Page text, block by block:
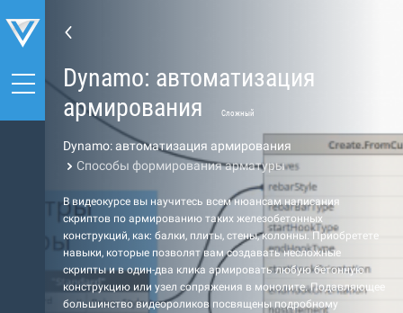
Dynamo: автоматизация
армирования
Сложный
Dynamo: автоматизация армирования
Способы формирования арматуры
В видеокурсе вы научитесь всем нюансам написания
скриптов по армированию таких железобетонных
конструкций, как: балки, плиты, стены, колонны. Приобретете
навыки, которые позволят вам создавать несложные
скрипты и в один-два клика армировать любую бетонную
конструкцию или узел сопряжения в монолите. Подавляющее
большинство видеороликов посвящены подробному